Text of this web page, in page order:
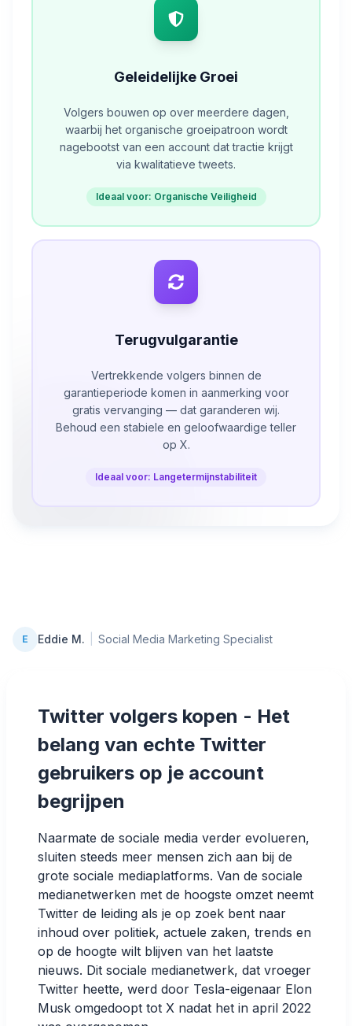
Geleidelijke Groei
Volgers bouwen op over meerdere dagen,
waarbij het organische groeipatroon wordt
nagebootst van een account dat tractie krijgt
via kwalitatieve tweets.
Ideaal voor: Organische Veiligheid
Terugvulgarantie
Vertrekkende volgers binnen de
garantieperiode komen in aanmerking voor
gratis vervanging — dat garanderen wij.
Behoud een stabiele en geloofwaardige teller
op X.
Ideaal voor: Langetermijnstabiliteit
E Eddie M. Social Media Marketing Specialist
Twitter volgers kopen - Het
belang van echte Twitter
gebruikers op je account
begrijpen
Naarmate de sociale media verder evolueren,
sluiten steeds meer mensen zich aan bij de
grote sociale mediaplatforms. Van de sociale
medianetwerken met de hoogste omzet neemt
Twitter de leiding als je op zoek bent naar
inhoud over politiek, actuele zaken, trends en
op de hoogte wilt blijven van het laatste
nieuws. Dit sociale medianetwerk, dat vroeger
Twitter heette, werd door Tesla-eigenaar Elon
Musk omgedoopt tot X nadat het in april 2022